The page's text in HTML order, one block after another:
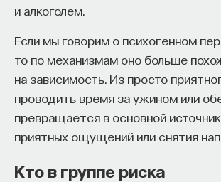
и алкоголем.
Если мы говорим о психогенном
то по механизмам оно больше
на зависимость. Из просто
проводить время за ужином или
превращается в основной
приятных ощущений или снятия
Кто в группе риска